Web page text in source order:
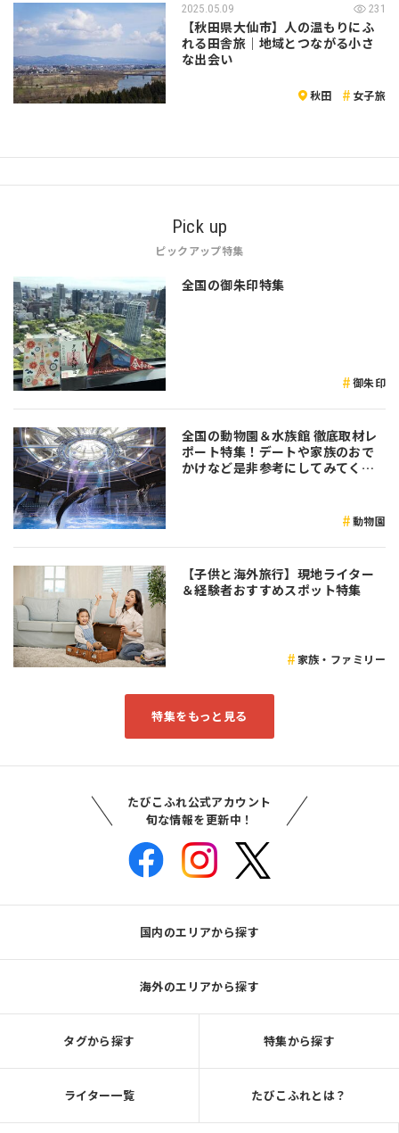
2025.05.09 231
【秋田県大仙市】人の温もりにふ
れる田舎旅｜地域とつながる小さ
な出会い
秋田 女子旅
Pick up
ピックアップ特集
全国の御朱印特集
御朱印
全国の動物園＆水族館 徹底取材レ
ポート特集！デートや家族のおで
かけなど是非参考にしてみてくだ
動物園
【子供と海外旅行】現地ライター
＆経験者おすすめスポット特集
家族・ファミリー
特集をもっと見る
たびこふれ公式アカウント
旬な情報を更新中！
国内のエリアから探す
海外のエリアから探す
タグから探す 特集から探す
ライター一覧 たびこふれとは？